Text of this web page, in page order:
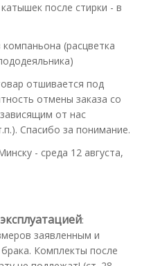
после стирки - в
компаньона (расцветка
отшивается под
отмены заказа со
от нас
Спасибо за понимание.
- среда 12 августа,
:
заявленным и
Комплекты после